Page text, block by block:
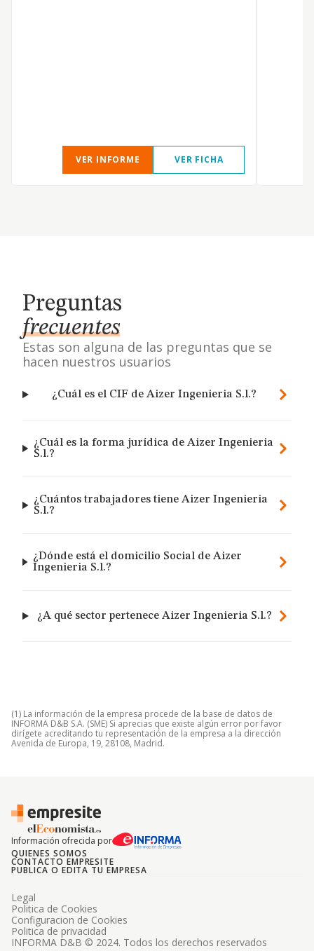
VER INFORME VER FICHA
Preguntas
frecuentes
Estas son alguna de las preguntas que se
hacen nuestros usuarios
¿Cuál es el CIF de Aizer Ingenieria S.l.?
¿Cuál es la forma jurídica de Aizer Ingenieria
S.l.?
¿Cuántos trabajadores tiene Aizer Ingenieria
S.l.?
¿Dónde está el domicilio Social de Aizer
Ingenieria S.l.?
¿A qué sector pertenece Aizer Ingenieria S.l.?
(1) La información de la empresa procede de la base de datos de
INFORMA D&B S.A. (SME) Si aprecias que existe algún error por favor
dirígete acreditando tu representación de la empresa a la dirección
Avenida de Europa, 19, 28108, Madrid.
Información ofrecida por
QUIENES SOMOS
CONTACTO EMPRESITE
PUBLICA O EDITA TU EMPRESA
INFORMA D&B © 2024. Todos los derechos reservados
Legal
Politica de Cookies
Configuracion de Cookies
Politica de privacidad